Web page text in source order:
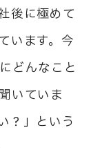
後に極めて
います。今
どんなこと
いていま
？」という